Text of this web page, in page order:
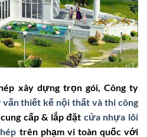
xây dựng trọn gói, Công ty
thiết kế nội thất và thi công
, cung cấp & lắp đặt cửa nhựa lõi
trên phạm vi toàn quốc với